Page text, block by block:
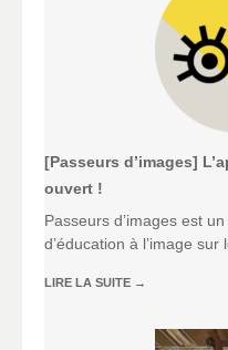
[Passeurs d’images]
ouvert !
Passeurs d’images est
d’éducation à l’image sur
LIRE LA SUITE →